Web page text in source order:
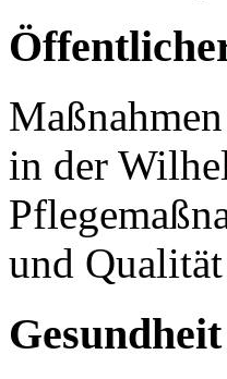
in der
und